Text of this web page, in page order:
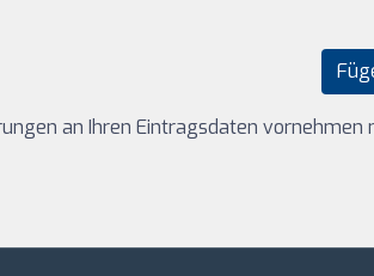
an Ihren Eintragsdaten